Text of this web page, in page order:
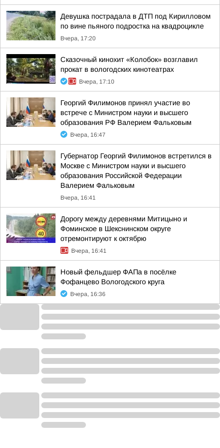
Девушка пострадала в ДТП под Кирилловом
по вине пьяного подростка на квадроцикле
Вчера, 17:20
Сказочный кинохит «Колобок» возглавил
прокат в вологодских кинотеатрах
Вчера, 17:10
Георгий Филимонов принял участие во
встрече с Министром науки и высшего
образования РФ Валерием Фальковым
Вчера, 16:47
Губернатор Георгий Филимонов встретился в
Москве с Министром науки и высшего
образования Российской Федерации
Валерием Фальковым
Вчера, 16:41
Дорогу между деревнями Митицыно и
Фоминское в Шекснинском округе
отремонтируют к октябрю
Вчера, 16:41
Новый фельдшер ФАПа в посёлке
Фофанцево Вологодского круга
Вчера, 16:36